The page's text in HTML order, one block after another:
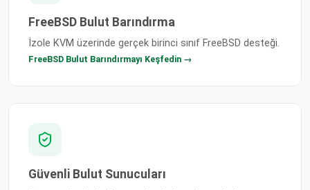
FreeBSD Bulut Barındırma
İzole KVM üzerinde gerçek birinci sınıf FreeBSD desteği.
FreeBSD Bulut Barındırmayı Keşfedin →
Güvenli Bulut Sunucuları